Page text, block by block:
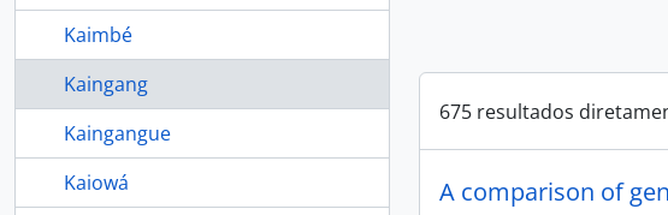
Kaimbé
Kaingang
Kaingangue
Kaiowá
675 resultados